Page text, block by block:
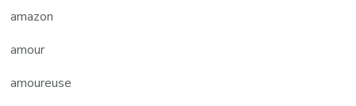
amazon
amour
amoureuse